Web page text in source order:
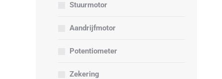
Stuurmotor
Aandrijfmotor
Potentiometer
Zekering